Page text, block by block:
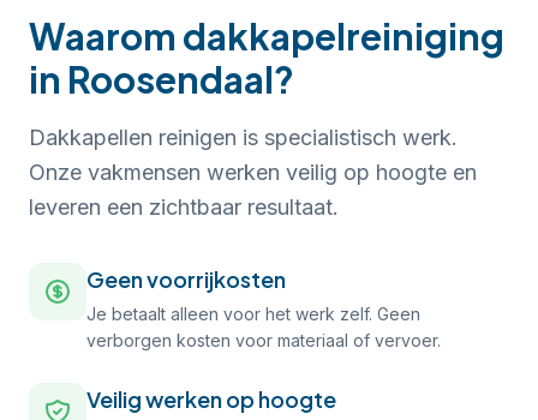
Waarom dakkapelreiniging
in Roosendaal?
Dakkapellen reinigen is specialistisch werk.
Onze vakmensen werken veilig op hoogte en
leveren een zichtbaar resultaat.
Geen voorrijkosten
Je betaalt alleen voor het werk zelf. Geen
verborgen kosten voor materiaal of vervoer.
Veilig werken op hoogte